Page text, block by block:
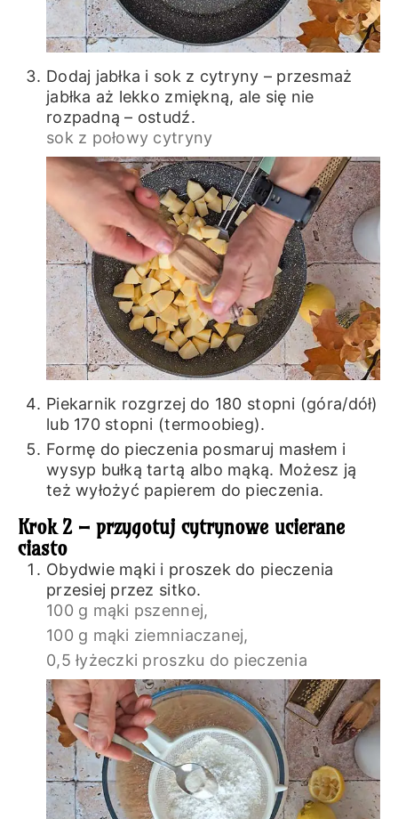
Dodaj jabłka i sok z cytryny – przesmaż
jabłka aż lekko zmiękną, ale się nie
rozpadną – ostudź.
sok z połowy cytryny
Piekarnik rozgrzej do 180 stopni (góra/dół)
lub 170 stopni (termoobieg).
Formę do pieczenia posmaruj masłem i
wysyp bułką tartą albo mąką. Możesz ją
też wyłożyć papierem do pieczenia.
Krok 2 – przygotuj cytrynowe ucierane
ciasto
Obydwie mąki i proszek do pieczenia
przesiej przez sitko.
100 g mąki pszennej,
100 g mąki ziemniaczanej,
0,5 łyżeczki proszku do pieczenia